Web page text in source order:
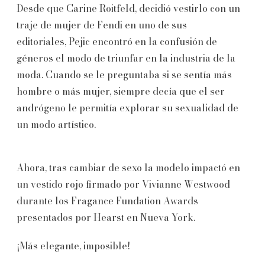
Desde que Carine Roitfeld, decidió vestirlo con un
traje de mujer de Fendi en uno de sus
editoriales, Pejic encontró en la confusión de
géneros el modo de triunfar en la industria de la
moda. Cuando se le preguntaba si se sentía más
hombre o más mujer, siempre decía que el ser
andrógeno le permitía explorar su sexualidad de
un modo artístico.
Ahora, tras cambiar de sexo la modelo impactó en
un vestido rojo firmado por Vivianne Westwood
durante los Fragance Fundation Awards
presentados por Hearst en Nueva York.
¡Más elegante, imposible!